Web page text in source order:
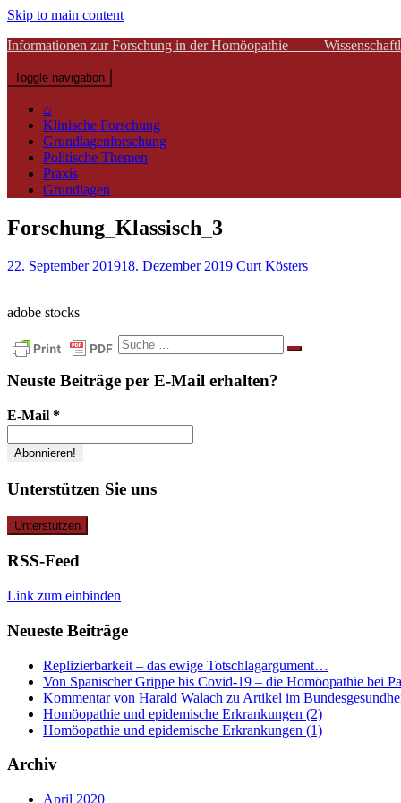
Skip to main content
Informationen zur Forschung in der Homöopathie –
Toggle navigation
⌂
Klinische Forschung
Grundlagenforschung
Politische Themen
Praxis
Grundlagen
Forschung_Klassisch_3
22. September 201918. Dezember 2019 Curt Kösters
adobe stocks
Suche
nach:
Neuste Beiträge per E-Mail erhalten?
E-Mail *
Unterstützen Sie uns
RSS-Feed
Link zum einbinden
Neueste Beiträge
Replizierbarkeit – das ewige Totschlagargument…
Von Spanischer Grippe bis Covid-19 – die Homöopathie bei
Kommentar von Harald Walach zu Artikel im
Homöopathie und epidemische Erkrankungen (2)
Homöopathie und epidemische Erkrankungen (1)
Archiv
April 2020